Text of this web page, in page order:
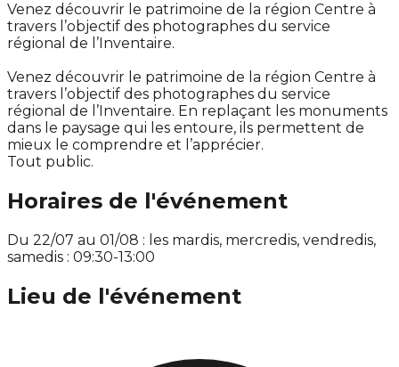
Venez découvrir le patrimoine de la région Centre à
travers l’objectif des photographes du service
régional de l’Inventaire.
Venez découvrir le patrimoine de la région Centre à
travers l’objectif des photographes du service
régional de l’Inventaire. En replaçant les monuments
dans le paysage qui les entoure, ils permettent de
mieux le comprendre et l’apprécier.
Tout public.
Horaires de l'événement
Du 22/07 au 01/08 : les mardis, mercredis, vendredis,
samedis : 09:30-13:00
Lieu de l'événement